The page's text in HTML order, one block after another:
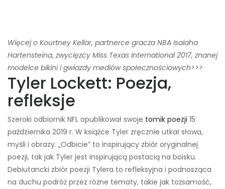
Więcej o Kourtney Kellar, partnerce gracza NBA Isaiaha
Hartensteina, zwycięzcy Miss Texas International 2017, znanej
modelce bikini i gwiazdy mediów społecznościowych>>>
Tyler Lockett: Poezja,
refleksje
Szeroki odbiornik NFL opublikował swoje tomik poezji 15
października 2019 r. W książce Tyler zręcznie utkał słowa,
myśli i obrazy. „Odbicie” to inspirujący zbiór oryginalnej
poezji, tak jak Tyler jest inspirującą postacią na boisku.
Debiutancki zbiór poezji Tylera to refleksyjna i podnosząca
na duchu podróż przez różne tematy, takie jak tożsamość,